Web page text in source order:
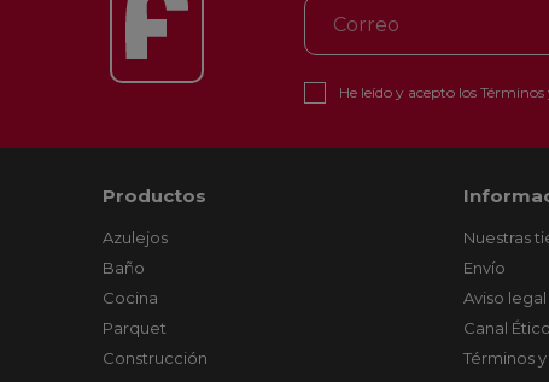
He leído y acepto los Términos
Productos
Azulejos
Baño
Cocina
Parquet
Construcción
Nuestras
Envío
Aviso legal
Canal Ético
Términos